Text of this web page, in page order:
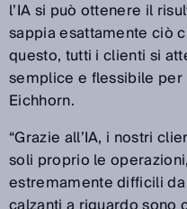
l’IA si può ottenere il
sappia esattamente ciò
questo, tutti i clienti si
semplice e flessibile
Eichhorn.
“Grazie all’IA, i nostri
soli proprio le
estremamente difficili